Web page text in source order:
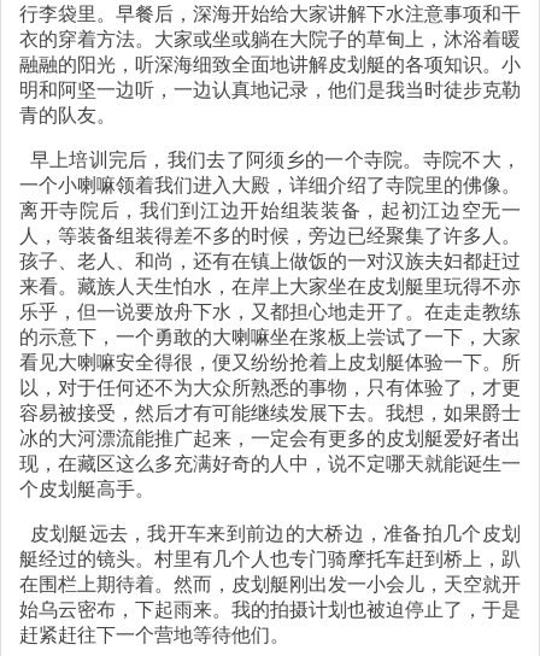
行李袋里。早餐后，深海开始给大家讲解下水注意事项和干
衣的穿着方法。大家或坐或躺在大院子的草甸上，沐浴着暖
融融的阳光，听深海细致全面地讲解皮划艇的各项知识。小
明和阿坚一边听，一边认真地记录，他们是我当时徒步克勒
青的队友。
早上培训完后，我们去了阿须乡的一个寺院。寺院不大，
一个小喇嘛领着我们进入大殿，详细介绍了寺院里的佛像。
离开寺院后，我们到江边开始组装装备，起初江边空无一
人，等装备组装得差不多的时候，旁边已经聚集了许多人。
孩子、老人、和尚，还有在镇上做饭的一对汉族夫妇都赶过
来看。藏族人天生怕水，在岸上大家坐在皮划艇里玩得不亦
乐乎，但一说要放舟下水，又都担心地走开了。在走走教练
的示意下，一个勇敢的大喇嘛坐在浆板上尝试了一下，大家
看见大喇嘛安全得很，便又纷纷抢着上皮划艇体验一下。所
以，对于任何还不为大众所熟悉的事物，只有体验了，才更
容易被接受，然后才有可能继续发展下去。我想，如果爵士
冰的大河漂流能推广起来，一定会有更多的皮划艇爱好者出
现，在藏区这么多充满好奇的人中，说不定哪天就能诞生一
个皮划艇高手。
皮划艇远去，我开车来到前边的大桥边，准备拍几个皮划
艇经过的镜头。村里有几个人也专门骑摩托车赶到桥上，趴
在围栏上期待着。然而，皮划艇刚出发一小会儿，天空就开
始乌云密布，下起雨来。我的拍摄计划也被迫停止了，于是
赶紧赶往下一个营地等待他们。